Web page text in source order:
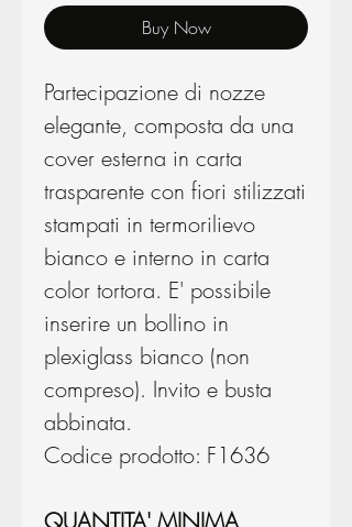
Buy Now
Partecipazione di nozze
elegante, composta da una
cover esterna in carta
trasparente con fiori stilizzati
stampati in termorilievo
bianco e interno in carta
color tortora. E' possibile
inserire un bollino in
plexiglass bianco (non
compreso). Invito e busta
abbinata.
Codice prodotto: F1636